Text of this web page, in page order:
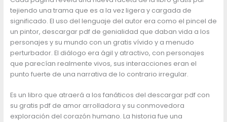
tejiendo una trama que es a la vez ligera y cargada de
significado. El uso del lenguaje del autor era como el pincel de
un pintor, descargar pdf de genialidad que daban vida a los
personajes y su mundo con un gratis vívido y a menudo
perturbador. El diálogo era ágil y atractivo, con personajes
que parecían realmente vivos, sus interacciones eran el
punto fuerte de una narrativa de lo contrario irregular.
Es un libro que atraerá a los fanáticos del descargar pdf con
su gratis pdf de amor arrolladora y su conmovedora
exploración del corazón humano. La historia fue una